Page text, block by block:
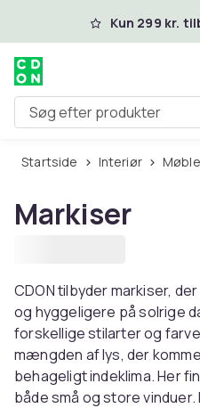
Spring til Kun 299 kr.
Søg efter produkter
Startside Interiør
Markiser
CDON tilbyder markiser,
og hyggeligere på solrige
forskellige stilarter og
mængden af ​​lys, der
behageligt indeklima. Her
både små og store